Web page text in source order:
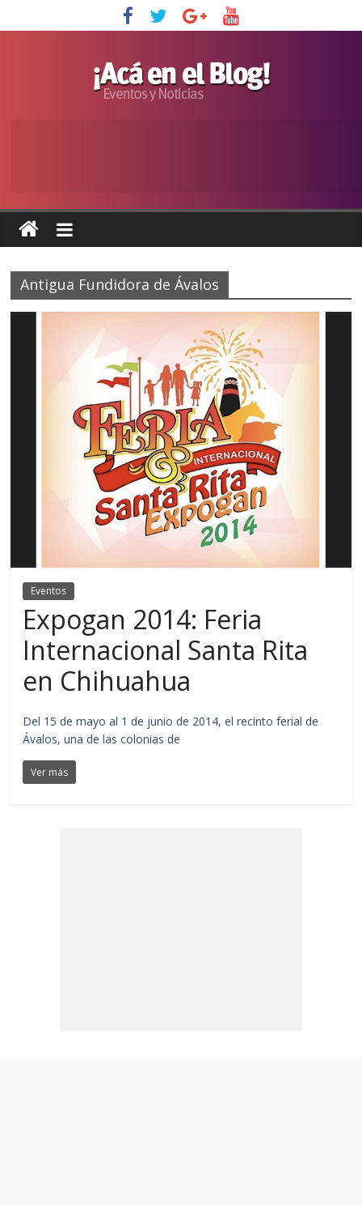
Antigua Fundidora de Ávalos
Eventos
Expogan 2014: Feria
Internacional Santa Rita
en Chihuahua
Del 15 de mayo al 1 de junio de 2014, el recinto ferial de
Ávalos, una de las colonias de
Ver más